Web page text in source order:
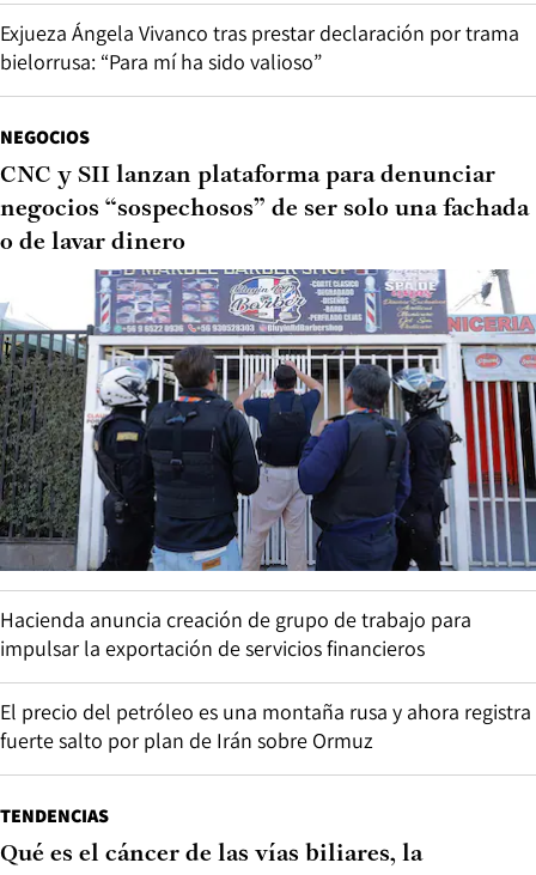
Exjueza Ángela Vivanco tras prestar declaración por trama
bielorrusa: “Para mí ha sido valioso”
NEGOCIOS
CNC y SII lanzan plataforma para denunciar
negocios “sospechosos” de ser solo una fachada
o de lavar dinero
Hacienda anuncia creación de grupo de trabajo para
impulsar la exportación de servicios financieros
El precio del petróleo es una montaña rusa y ahora registra
fuerte salto por plan de Irán sobre Ormuz
TENDENCIAS
Qué es el cáncer de las vías biliares, la